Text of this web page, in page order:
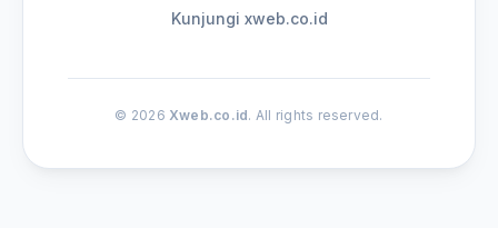
Kunjungi xweb.co.id
© 2026 Xweb.co.id. All rights reserved.